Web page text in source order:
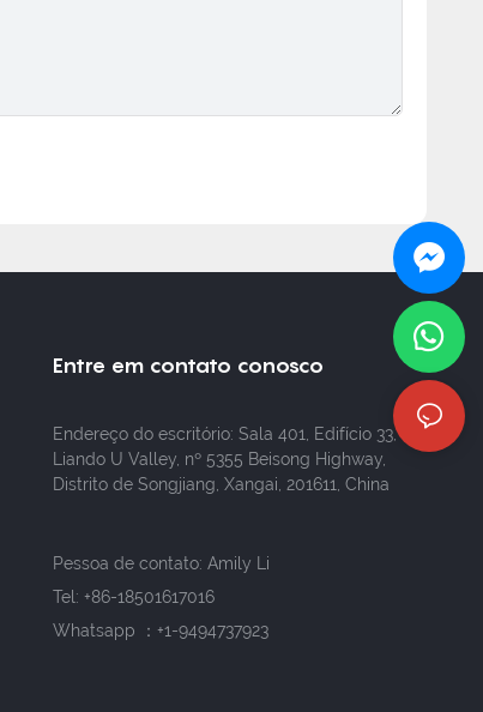
Entre em contato conosco
Endereço do escritório: Sala 401, Edifício 33,
Liando U Valley, nº 5355 Beisong Highway,
Distrito de Songjiang, Xangai, 201611, China
Pessoa de contato: Amily Li
Tel: +86-18501617016
Whatsapp ：+1-9494737923